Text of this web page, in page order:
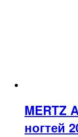
MERTZ
ногтей